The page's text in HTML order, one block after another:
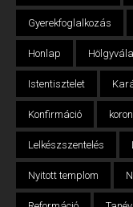
Gyerekfoglalkozás
Honlap
Istentisztelet
Konfirmáció
Lelkészszentelés
Nyitott templom